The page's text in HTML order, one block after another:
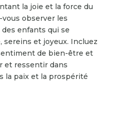
la joie et la force du
observer les
enfants qui se
sereins et joyeux. Incluez
de bien-être et
et ressentir dans
la paix et la prospérité